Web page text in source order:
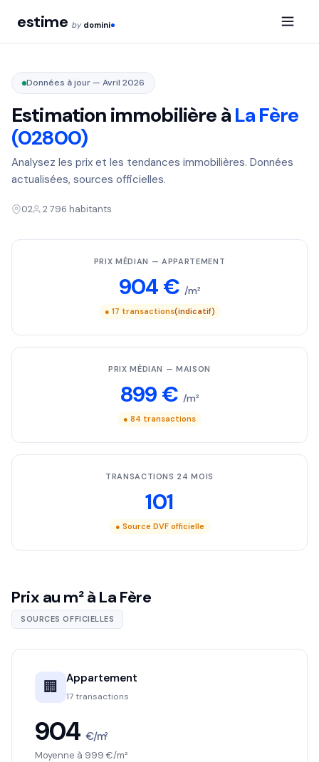
estime by domini
Données à jour — Avril 2026
Estimation immobilière àLa Fère
(02800)
Analysez les prix et les tendances immobilières. Données
actualisées, sources officielles.
02 2 796 habitants
PRIX MÉDIAN — APPARTEMENT
904 €/m²
● 17 transactions(indicatif)
PRIX MÉDIAN — MAISON
899 €/m²
● 84 transactions
TRANSACTIONS 24 MOIS
101
● Source DVF officielle
Prix au m² à La Fère
SOURCES OFFICIELLES
🏢 Appartement
17 transactions
904 €/m²
Moyenne à 999 €/m²